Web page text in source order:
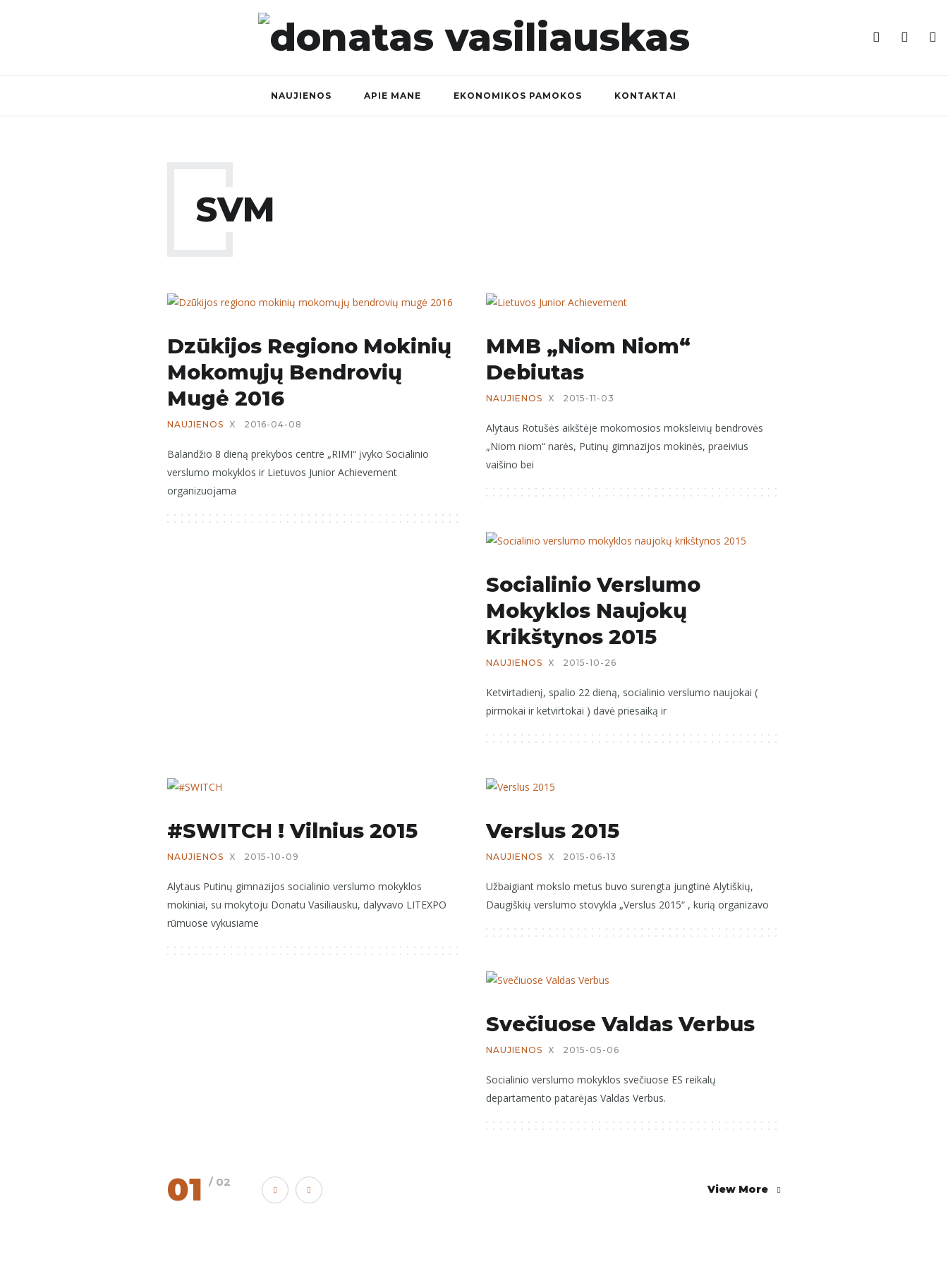
NAUJIENOS APIE MANE EKONOMIKOS PAMOKOS KONTAKTAI
SVM
Dzūkijos Regiono Mokinių
Mokomųjų Bendrovių
Mugė 2016
NAUJIENOS X 2016-04-08
Balandžio 8 dieną prekybos centre „RIMI“ įvyko Socialinio
verslumo mokyklos ir Lietuvos Junior Achievement
organizuojama
MMB „Niom Niom“
Debiutas
NAUJIENOS X 2015-11-03
Alytaus Rotušės aikštėje mokomosios moksleivių bendrovės
„Niom niom“ narės, Putinų gimnazijos mokinės, praeivius
vaišino bei
Socialinio Verslumo
Mokyklos Naujokų
Krikštynos 2015
NAUJIENOS X 2015-10-26
Ketvirtadienį, spalio 22 dieną, socialinio verslumo naujokai (
pirmokai ir ketvirtokai ) davė priesaiką ir
#SWITCH ! Vilnius 2015
NAUJIENOS X 2015-10-09
Alytaus Putinų gimnazijos socialinio verslumo mokyklos
mokiniai, su mokytoju Donatu Vasiliausku, dalyvavo LITEXPO
rūmuose vykusiame
Verslus 2015
NAUJIENOS X 2015-06-13
Užbaigiant mokslo metus buvo surengta jungtinė Alytiškių,
Daugiškių verslumo stovykla „Verslus 2015“ , kurią organizavo
Svečiuose Valdas Verbus
NAUJIENOS X 2015-05-06
Socialinio verslumo mokyklos svečiuose ES reikalų
departamento patarėjas Valdas Verbus.
01 / 02
View More